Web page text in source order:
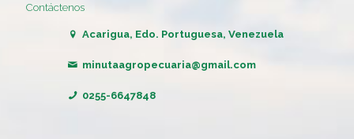
Contáctenos
Acarigua, Edo. Portuguesa, Venezuela
minutaagropecuaria@gmail.com
0255-6647848